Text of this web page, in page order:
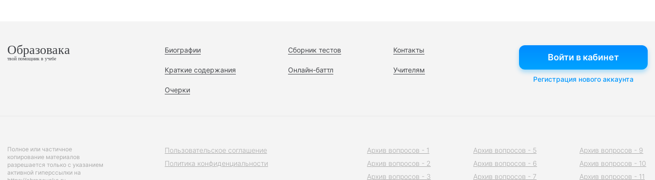
Образовака
твой помощник в учебе
Биографии
Краткие содержания
Очерки
Сборник тестов
Онлайн-баттл
Контакты
Учителям
Войти в кабинет
Регистрация нового аккаунта
Полное или частичное
копирование материалов
разрешается только с указанием
активной гиперссылки на
Пользовательское соглашение
Политика конфиденциальности
Архив вопросов - 1
Архив вопросов - 2
Архив вопросов - 3
Архив вопросов - 5
Архив вопросов - 6
Архив вопросов - 7
Архив вопросов - 9
Архив вопросов - 10
Архив вопросов - 11